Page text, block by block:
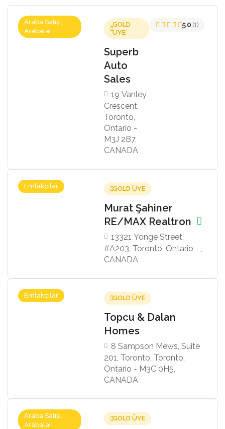
Araba Satışı,
Arabalar
GOLD
ÜYE
Superb
Auto
Sales
19 Vanley
Crescent,
Toronto,
Ontario -
M3J 2B7,
CANADA
5.0 (1)
Emlakçılar GOLD ÜYE
Murat Şahiner
RE/MAX Realtron
13321 Yonge Street,
#A203, Toronto, Ontario - ,
CANADA
Emlakçılar GOLD ÜYE
Topcu & Dalan
Homes
8 Sampson Mews, Suite
201, Toronto, Toronto,
Ontario - M3C 0H5,
CANADA
Araba Satışı,
Arabalar
GOLD ÜYE